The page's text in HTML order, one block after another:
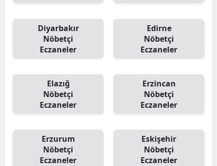
Diyarbakır
Nöbetçi
Eczaneler
Edirne
Nöbetçi
Eczaneler
Elazığ
Nöbetçi
Eczaneler
Erzincan
Nöbetçi
Eczaneler
Erzurum
Nöbetçi
Eczaneler
Eskişehir
Nöbetçi
Eczaneler